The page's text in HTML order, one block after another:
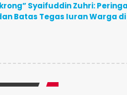
Syaifuddin Zuhri:
Batas Tegas Iuran Warga